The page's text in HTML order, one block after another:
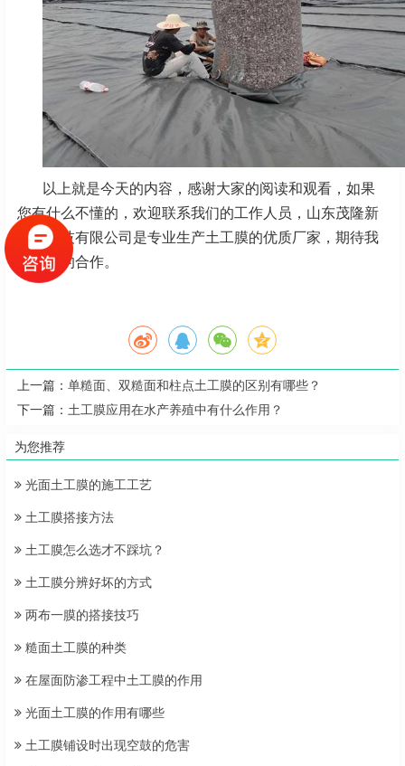
以上就是今天的内容，感谢大家的阅读和观看，如果
您有什么不懂的，欢迎联系我们的工作人员，山东茂隆新
材料科技有限公司是专业生产土工膜的优质厂家，期待我
们以后的合作。
上一篇： 单糙面、双糙面和柱点土工膜的区别有哪些？
下一篇： 土工膜应用在水产养殖中有什么作用？
为您推荐
光面土工膜的施工工艺
土工膜搭接方法
土工膜怎么选才不踩坑？
土工膜分辨好坏的方式
两布一膜的搭接技巧
糙面土工膜的种类
在屋面防渗工程中土工膜的作用
光面土工膜的作用有哪些
土工膜铺设时出现空鼓的危害